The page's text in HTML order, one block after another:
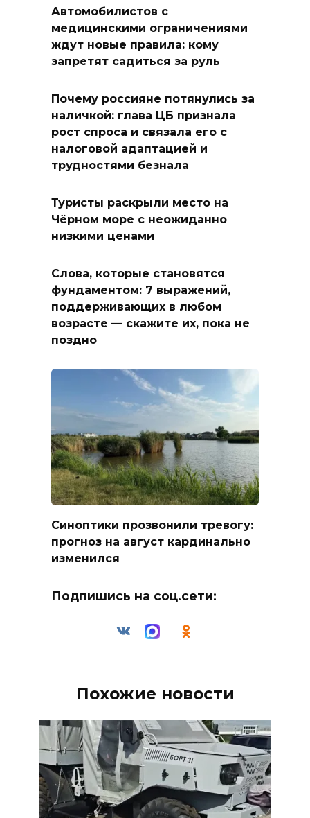
Автомобилистов с
медицинскими ограничениями
ждут новые правила: кому
запретят садиться за руль
Почему россияне потянулись за
наличкой: глава ЦБ признала
рост спроса и связала его с
налоговой адаптацией и
трудностями безнала
Туристы раскрыли место на
Чёрном море с неожиданно
низкими ценами
Слова, которые становятся
фундаментом: 7 выражений,
поддерживающих в любом
возрасте — скажите их, пока не
поздно
Синоптики прозвонили тревогу:
прогноз на август кардинально
изменился
Подпишись на соц.сети:
Похожие новости